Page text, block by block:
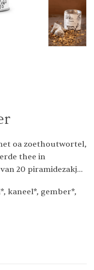
oa zoethoutwortel,
thee in
20 piramidezakjes
kaneel*, gember*,